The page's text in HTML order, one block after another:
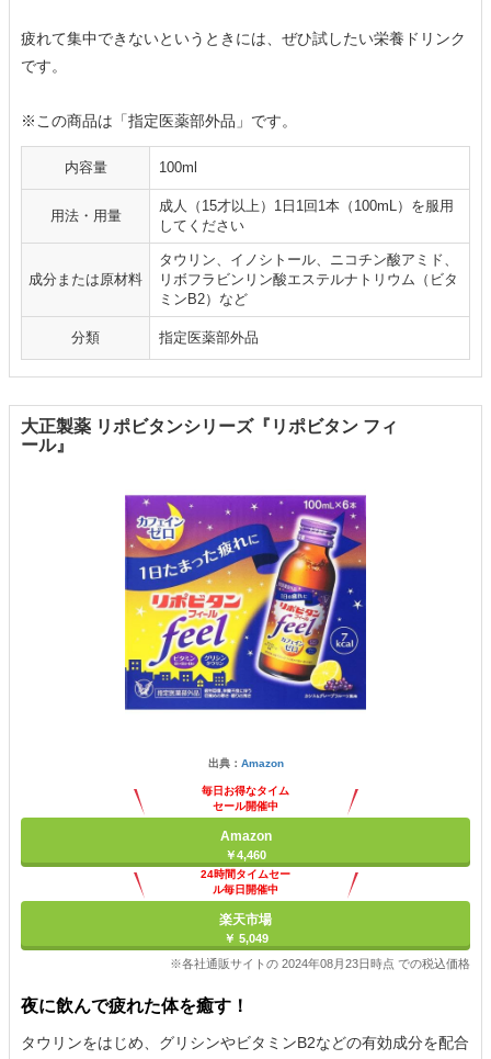
疲れて集中できないというときには、ぜひ試したい栄養ドリンク
です。
※この商品は「指定医薬部外品」です。
内容量 100ml
用法・用量
成人（15才以上）1日1回1本（100mL）を服用
してください
成分または原材料
タウリン、イノシトール、ニコチン酸アミド、
リボフラビンリン酸エステルナトリウム（ビタ
ミンB2）など
分類 指定医薬部外品
大正製薬 リポビタンシリーズ『リポビタン フィ
ール』
出典： Amazon
毎日お得なタイム
セール開催中
Amazon
￥4,460
24時間タイムセー
ル毎日開催中
楽天市場
￥ 5,049
※各社通販サイトの 2024年08月23日時点 での税込価格
夜に飲んで疲れた体を癒す！
タウリンをはじめ、グリシンやビタミンB2などの有効成分を配合